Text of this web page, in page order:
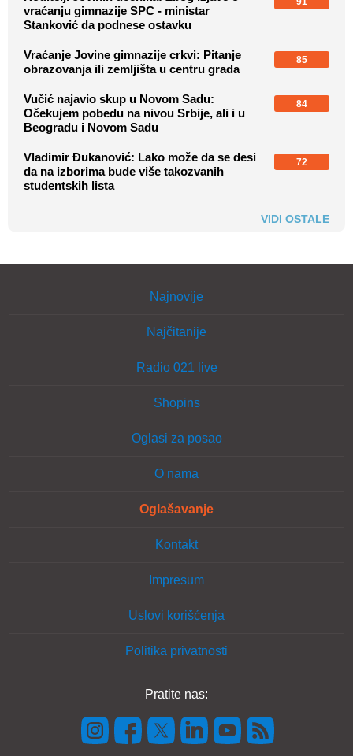
vraćanju gimnazije SPC - ministar
Stanković da podnese ostavku
Vraćanje Jovine gimnazije crkvi: Pitanje
obrazovanja ili zemljišta u centru grada
85
Vučić najavio skup u Novom Sadu:
Očekujem pobedu na nivou Srbije, ali i u
Beogradu i Novom Sadu
84
Vladimir Đukanović: Lako može da se desi
da na izborima bude više takozvanih
studentskih lista
72
VIDI OSTALE
Najnovije
Najčitanije
Radio 021 live
Shopins
Oglasi za posao
O nama
Oglašavanje
Kontakt
Impresum
Uslovi korišćenja
Politika privatnosti
Pratite nas: